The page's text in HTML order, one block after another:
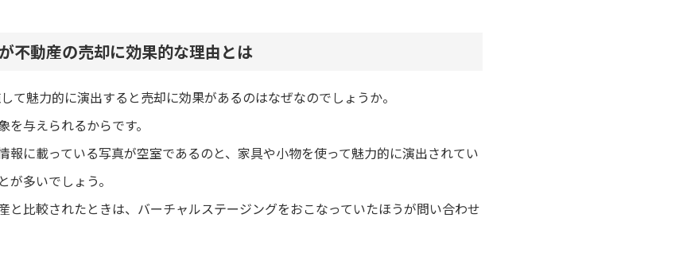
不動産の売却に効果的な理由とは
て魅力的に演出すると売却に効果があるのはなぜなのでしょうか。
与えられるからです。
報に載っている写真が空室であるのと、家具や小物を使って魅力的に演出されてい
多いでしょう。
と比較されたときは、バーチャルステージングをおこなっていたほうが問い合わせ